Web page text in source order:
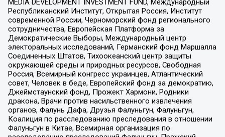
MEDIA DEVELOPMENT INVESTMENT FUND, Международный
Республиканский Институт, Открытая Россия, Институт
современной России, Черноморский фонд регионального
сотрудничества, Европейская Платформа за
Демократические Выборы, Международный центр
электоральных исследований, Германский фонд Маршалла
Соединенных Штатов, Тихоокеанский центр защиты
окружающей среды и природных ресурсов, Свободная
Россия, Всемирный конгресс украинцев, Атлантический
совет, Человек в беде, Европейский фонд за демократию,
Джеймстаунский фонд, Прожект Хармони, Родники
дракона, Врачи против насильственного извлечения
органов, Фалунь Дафа, Друзья Фалуньгун, Фалуньгун,
Коалиция по расследованию преследования в отношении
Фалуньгун в Китае, Всемирная организация по